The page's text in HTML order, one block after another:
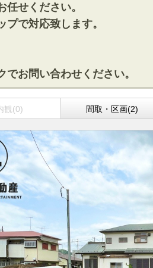
せください。
で対応致します。
お問い合わせください。
観(0) 間取・区画(2)